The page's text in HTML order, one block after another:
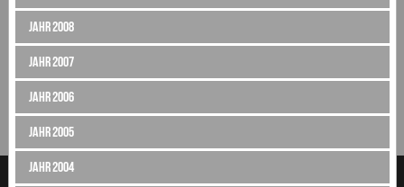
Jahr 2008
Jahr 2007
Jahr 2006
Jahr 2005
Jahr 2004